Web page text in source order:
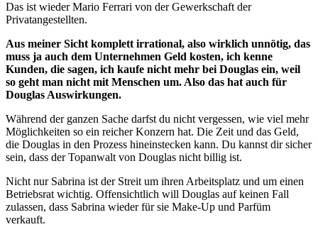
Das ist wieder Mario Ferrari von der Gewerkschaft der
Privatangestellten.
Aus meiner Sicht komplett irrational, also wirklich unnötig, das
muss ja auch dem Unternehmen Geld kosten, ich kenne
Kunden, die sagen, ich kaufe nicht mehr bei Douglas ein, weil
so geht man nicht mit Menschen um. Also das hat auch für
Douglas Auswirkungen.
Während der ganzen Sache darfst du nicht vergessen, wie viel mehr
Möglichkeiten so ein reicher Konzern hat. Die Zeit und das Geld,
die Douglas in den Prozess hineinstecken kann. Du kannst dir sicher
sein, dass der Topanwalt von Douglas nicht billig ist.
Nicht nur Sabrina ist der Streit um ihren Arbeitsplatz und um einen
Betriebsrat wichtig. Offensichtlich will Douglas auf keinen Fall
zulassen, dass Sabrina wieder für sie Make-Up und Parfüm
verkauft.